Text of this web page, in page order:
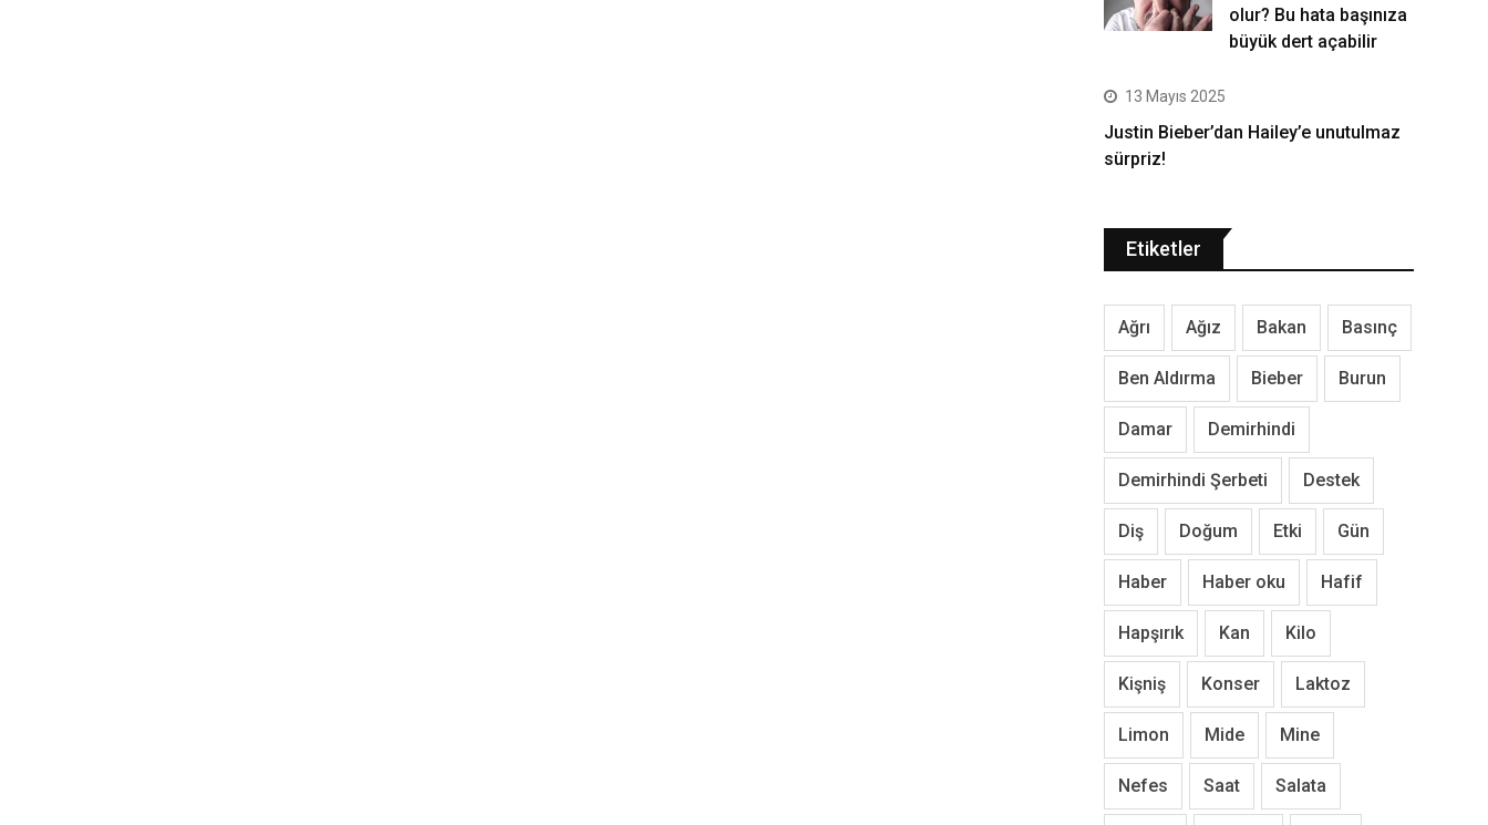
olur? Bu hata başınıza
büyük dert açabilir
13 Mayıs 2025
Justin Bieber’dan Hailey’e unutulmaz
sürpriz!
Etiketler
Ağrı Ağız Bakan Basınç
Ben Aldırma Bieber Burun
Damar Demirhindi
Demirhindi Şerbeti Destek
Diş Doğum Etki Gün
Haber Haber oku Hafif
Hapşırık Kan Kilo
Kişniş Konser Laktoz
Limon Mide Mine
Nefes Saat Salata